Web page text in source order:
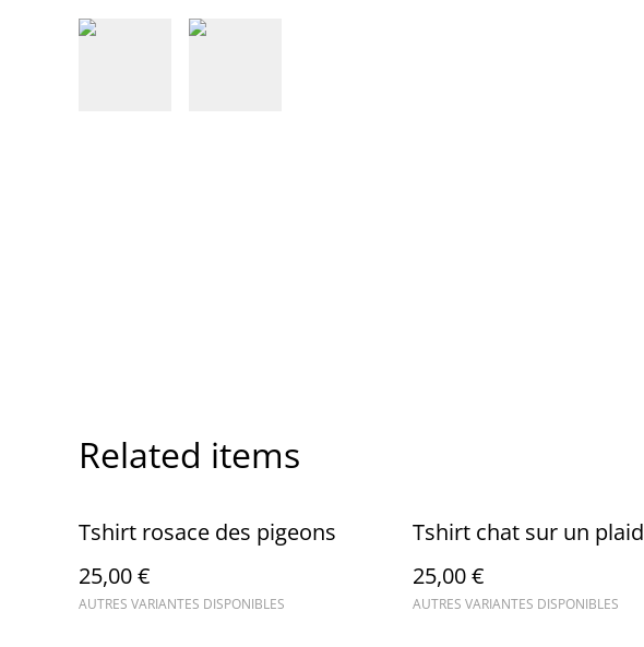
Related items
Tshirt rosace des pigeons
25,00 €
AUTRES VARIANTES DISPONIBLES
Tshirt chat sur un plaid
25,00 €
AUTRES VARIANTES DISPONIBLES